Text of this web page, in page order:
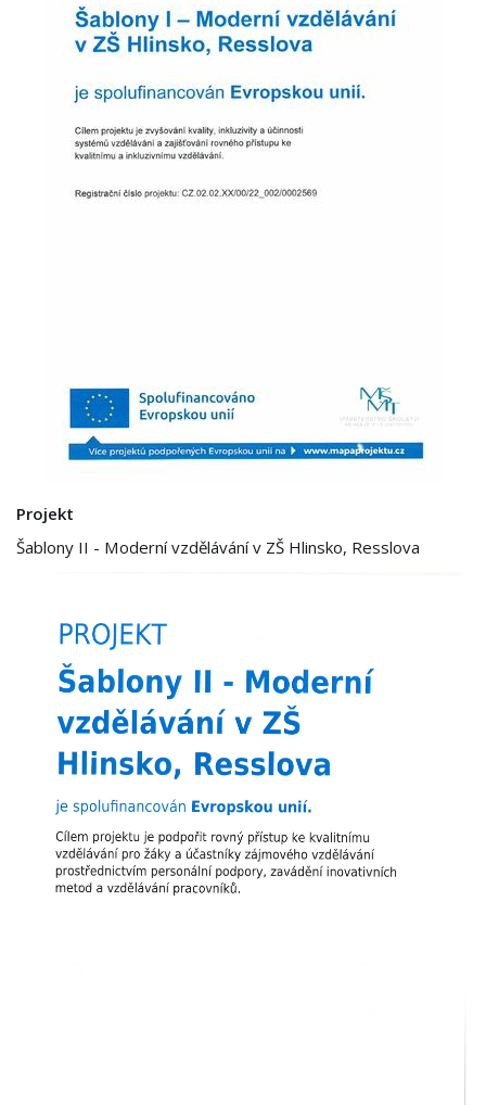
Projekt
Šablony II - Moderní vzdělávání v ZŠ Hlinsko, Resslova